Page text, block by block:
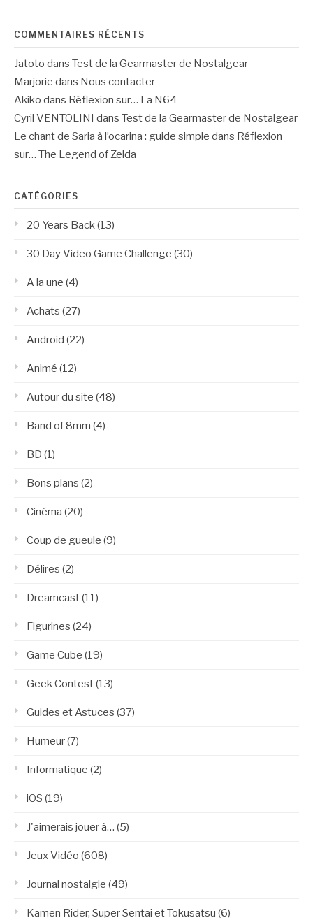
COMMENTAIRES RÉCENTS
Jatoto dans Test de la Gearmaster de Nostalgear
Marjorie dans Nous contacter
Akiko dans Réflexion sur… La N64
Cyril VENTOLINI dans Test de la Gearmaster de Nostalgear
Le chant de Saria à l’ocarina : guide simple dans Réflexion
sur… The Legend of Zelda
CATÉGORIES
20 Years Back(13)
30 Day Video Game Challenge (30)
A la une (4)
Achats (27)
Android (22)
Animé (12)
Autour du site (48)
Band of 8mm (4)
BD (1)
Bons plans (2)
Cinéma (20)
Coup de gueule (9)
Délires (2)
Dreamcast(11)
Figurines (24)
Game Cube (19)
Geek Contest(13)
Guides et Astuces (37)
Humeur(7)
Informatique (2)
iOS (19)
J'aimerais jouer à… (5)
Jeux Vidéo (608)
Journal nostalgie (49)
Kamen Rider, Super Sentai et Tokusatsu (6)